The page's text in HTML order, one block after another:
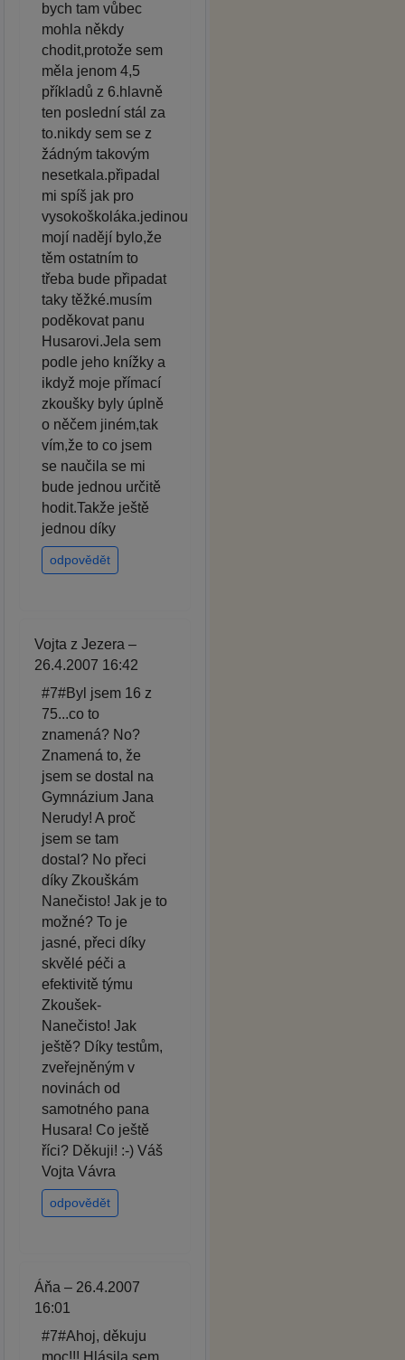
bych tam vůbec
mohla někdy
chodit,protože sem
měla jenom 4,5
příkladů z 6.hlavně
ten poslední stál za
to.nikdy sem se z
žádným takovým
nesetkala.připadal
mi spíš jak pro
vysokoškoláka.jedinou
mojí nadějí bylo,že
těm ostatním to
třeba bude připadat
taky těžké.musím
poděkovat panu
Husarovi.Jela sem
podle jeho knížky a
ikdyž moje přímací
zkoušky byly úplně
o něčem jiném,tak
vím,že to co jsem
se naučila se mi
bude jednou určitě
hodit.Takže ještě
jednou díky
odpovědět
Vojta z Jezera –
26.4.2007 16:42
#7#Byl jsem 16 z
75...co to
znamená? No?
Znamená to, že
jsem se dostal na
Gymnázium Jana
Nerudy! A proč
jsem se tam
dostal? No přeci
díky Zkouškám
Nanečisto! Jak je to
možné? To je
jasné, přeci díky
skvělé péči a
efektivitě týmu
Zkoušek-
Nanečisto! Jak
ještě? Díky testům,
zveřejněným v
novinách od
samotného pana
Husara! Co ještě
říci? Děkuji! :-) Váš
Vojta Vávra
odpovědět
Áňa – 26.4.2007
16:01
#7#Ahoj, děkuju